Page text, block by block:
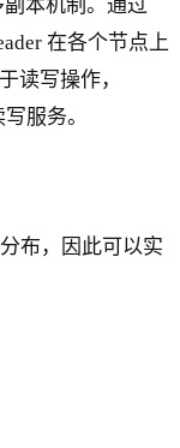
本机制。通过
在各个节点上
读写操作，
服务。
布，因此可以实